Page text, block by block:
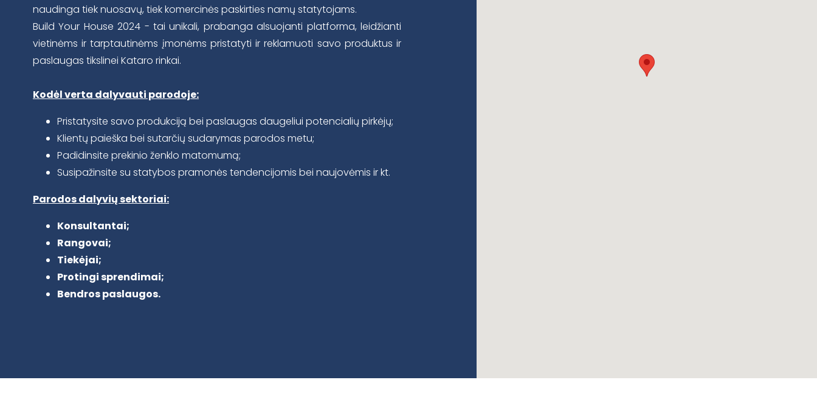
naudinga tiek nuosavų, tiek komercinės paskirties namų statytojams.
Build Your House 2024 - tai unikali, prabanga alsuojanti platforma, leidžianti
vietinėms ir tarptautinėms įmonėms pristatyti ir reklamuoti savo produktus ir
paslaugas tikslinei Kataro rinkai.
Kodėl verta dalyvauti parodoje:
Pristatysite savo produkciją bei paslaugas daugeliui potencialių pirkėjų;
Klientų paieška bei sutarčių sudarymas parodos metu;
Padidinsite prekinio ženklo matomumą;
Susipažinsite su statybos pramonės tendencijomis bei naujovėmis ir kt.
Parodos dalyvių sektoriai:
Konsultantai;
Rangovai;
Tiekėjai;
Protingi sprendimai;
Bendros paslaugos.